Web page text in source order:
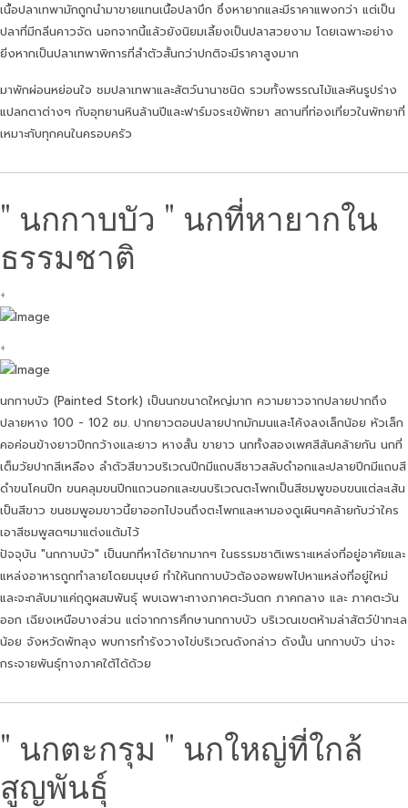
เนื้อปลาเทพามักถูกนำมาขายแทนเนื้อปลาบึก ซึ่งหายากและมีราคาแพงกว่า แต่เป็น
ปลาที่มีกลิ่นคาวจัด นอกจากนี้แล้วยังนิยมเลี้ยงเป็นปลาสวยงาม โดยเฉพาะอย่าง
ยิ่งหากเป็นปลาเทพาพิการที่ลำตัวสั้นกว่าปกติจะมีราคาสูงมาก
มาพักผ่อนหย่อนใจ ชมปลาเทพาและสัตว์นานาชนิด รวมทั้งพรรณไม้และหินรูปร่าง
แปลกตาต่างๆ กับอุทยานหินล้านปีและฟาร์มจระเข้พัทยา สถานที่ท่องเที่ยวในพัทยาที่
เหมาะกับทุกคนในครอบครัว
" นกกาบบัว " นกที่หายากใน
ธรรมชาติ
+
+
นกกาบบัว (Painted Stork) เป็นนกขนาดใหญ่มาก ความยาวจากปลายปากถึง
ปลายหาง 100 - 102 ซม. ปากยาวตอนปลายปากมักมนและโค้งลงเล็กน้อย หัวเล็ก
คอค่อนข้างยาวปีกกว้างและยาว หางสั้น ขายาว นกทั้งสองเพศสีสันคล้ายกัน นกที่
เต็มวัยปากสีเหลือง ลำตัวสีขาวบริเวณปีกมีแถบสีชาวสลับดำอกและปลายปีกมีแถบสี
ดำขนโคนปีก ขนคลุมขนปีกแถวนอกและขนบริเวณตะโพกเป็นสีชมพูขอบขนแต่ละเส้น
เป็นสีขาว ขนชมพูอมขาวนี้ยาออกไปจนถึงตะโพกและหามองดูเผินๆคล้ายกับว่าใคร
เอาสีชมพูสดๆมาแต่งแต้มไว้
ปัจจุบัน "นกกาบบัว" เป็นนกที่หาได้ยากมากๆ ในธรรมชาติเพราะแหล่งที่อยู่อาศัยและ
แหล่งอาหารถูกทำลายโดยมนุษย์ ทำให้นกกาบบัวต้องอพยพไปหาแหล่งที่อยู่ใหม่
และจะกลับมาแค่ฤดูผสมพันธุ์ พบเฉพาะทางภาคตะวันตก ภาคกลาง และ ภาคตะวัน
ออก เฉียงเหนือบางส่วน แต่จากการศึกษานกกาบบัว บริเวณเขตห้ามล่าสัตว์ป่าทะเล
น้อย จังหวัดพัทลุง พบการทำรังวางไข่บริเวณดังกล่าว ดังนั้น นกกาบบัว น่าจะ
กระจายพันธุ์ทางภาคใต้ได้ด้วย
" นกตะกรุม " นกใหญ่ที่ใกล้
สูญพันธุ์